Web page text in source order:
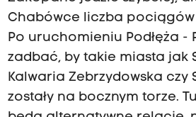
Chabówce liczba pociągów
Po uruchomieniu Podłęża -
zadbać, by takie miasta jak
Kalwaria Zebrzydowska czy
zostały na bocznym torze.